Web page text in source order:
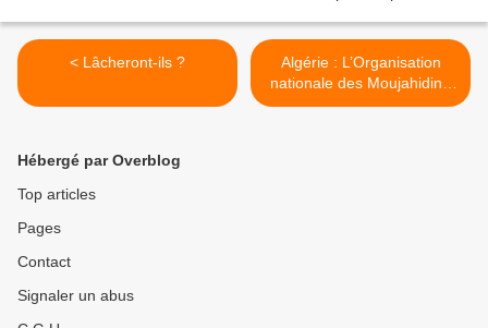
< Lâcheront-ils ?
Algérie : L’Organisation
nationale des Moujahidine
exige le vote d’une loi pour
Hébergé par Overblog
Top articles
Pages
Contact
Signaler un abus